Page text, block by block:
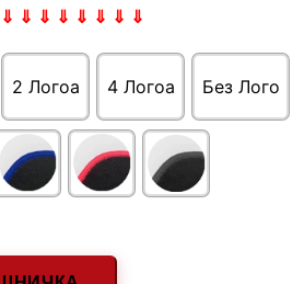
⇓ ⇓ ⇓ ⇓ ⇓ ⇓ ⇓ ⇓
2 Логоa 4 Логоa Без Лого